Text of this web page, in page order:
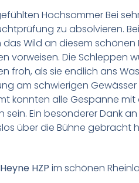
Hochsommer Bei
zu absolvieren.
Wild an diesem
vorweisen. Die Schleppen
froh, als sie endlich ans
am schwierigen
konnten alle Gespanne
sein. Ein besonderer Dank
über die Bühne gebracht
HZP im schönen